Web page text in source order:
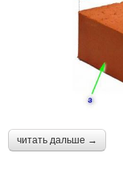
читать дальше →